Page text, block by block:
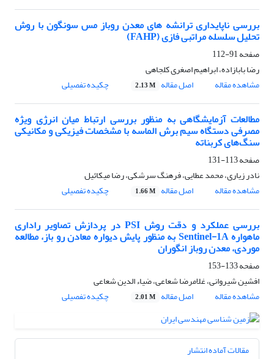
بررسی ناپایداری ترانشه های معدن روباز مس سونگون با روش
تحلیل سلسله مراتبی فازی (FAHP)
صفحه91-112
رضا بابازاده، ابراهیم اصغری کلجاهی
مشاهده مقاله
اصل مقاله 2.13 M چکیده تفصیلی
مطالعات آزمایشگاهی به منظور بررسی ارتباط میان انرژی ویژه
مصرفی دستگاه سیم برش الماسه با مشخصات فیزیکی و مکانیکی
سنگ‌های کربناته
صفحه113-131
نادر زیاری، محمد عطایی، فرهنگ سرشکی، رضا میکائیل
مشاهده مقاله
اصل مقاله 1.66 M چکیده تفصیلی
بررسی عملکرد و دقت روش PSI در پردازش تصاویر راداری
ماهواره Sentinel-1A به منظور پایش دیواره‌ معادن رو باز، مطالعه
موردی، معدن روباز انگوران
صفحه133-153
افشین شیروانی، غلامرضا شعاعی، ضیاء الدین شعاعی
مشاهده مقاله
اصل مقاله 2.01 M چکیده تفصیلی
مقالات آماده انتشار